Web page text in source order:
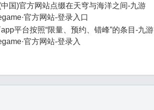
国)官方网站点缀在天穹与海洋之间-九游
官方网站-登录入口
平台按照“限量、预约、错峰”的条目-九游
官方网站-登录入